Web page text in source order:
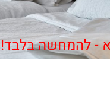
- להמחשה בלבד!